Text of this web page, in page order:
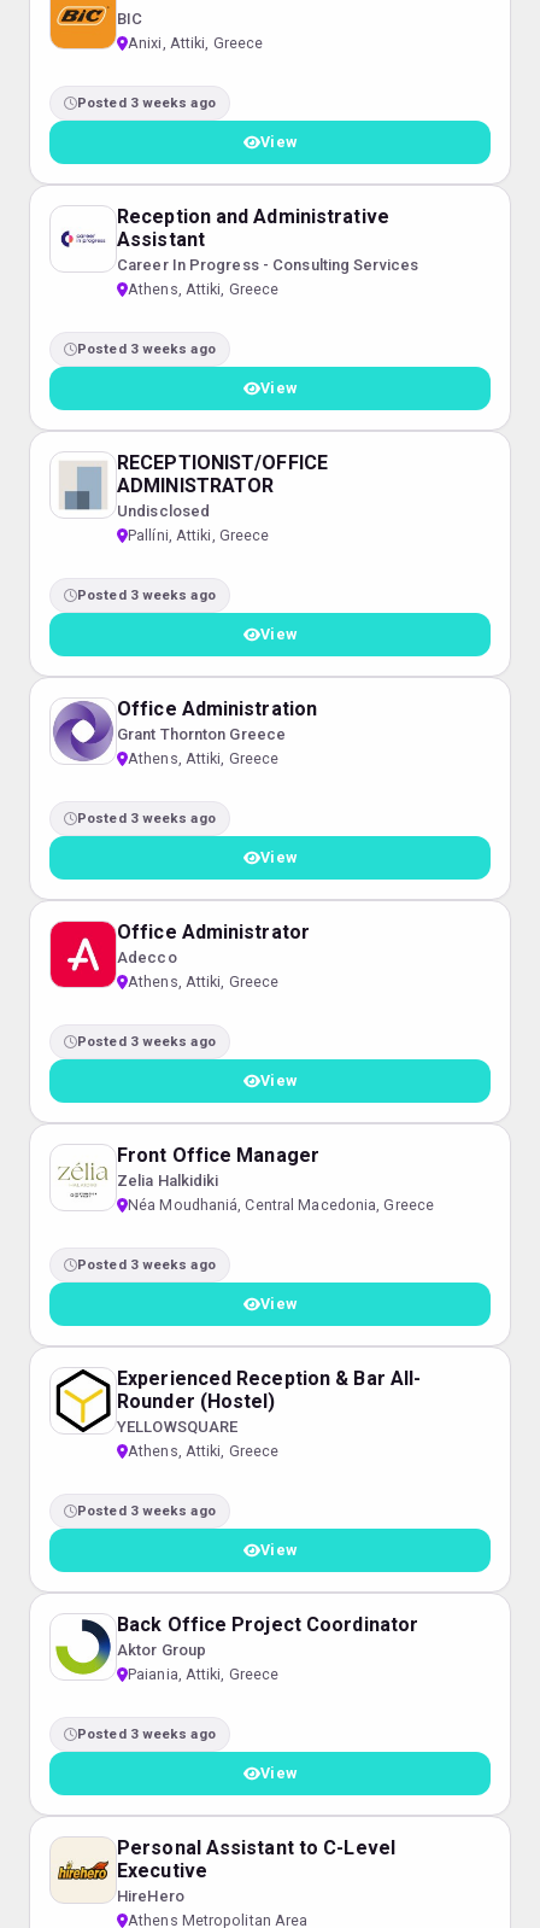
BIC
Anixi, Attiki, Greece
Posted 3 weeks ago
View
Reception and Administrative
Assistant
Career In Progress - Consulting Services
Athens, Attiki, Greece
Posted 3 weeks ago
View
RECEPTIONIST/OFFICE
ADMINISTRATOR
Undisclosed
Pallíni, Attiki, Greece
Posted 3 weeks ago
View
Office Administration
Grant Thornton Greece
Athens, Attiki, Greece
Posted 3 weeks ago
View
Office Administrator
Adecco
Athens, Attiki, Greece
Posted 3 weeks ago
View
Front Office Manager
Zelia Halkidiki
Néa Moudhaniá, Central Macedonia, Greece
Posted 3 weeks ago
View
Experienced Reception & Bar All-
Rounder (Hostel)
YELLOWSQUARE
Athens, Attiki, Greece
Posted 3 weeks ago
View
Back Office Project Coordinator
Aktor Group
Paiania, Attiki, Greece
Posted 3 weeks ago
View
Personal Assistant to C-Level
Executive
HireHero
Athens Metropolitan Area